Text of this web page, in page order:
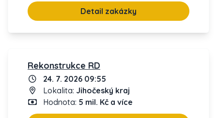
Detail zakázky
Rekonstrukce RD
24. 7. 2026 09:55
Lokalita: Jihočeský kraj
Hodnota: 5 mil. Kč a více